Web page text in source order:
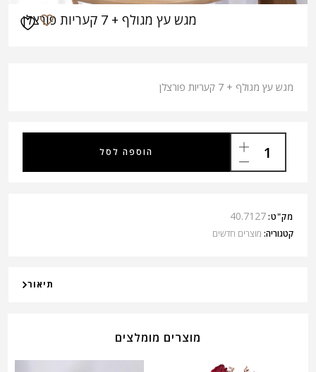
מגש עץ מגולף + 7 קעריות פורצלן
מגש עץ מגולף + 7 קעריות פורצלן
הוספה לסל
מק"ט:40.7127
קטגוריה: מוצרים חדשים
תיאור
מוצרים מומלצים